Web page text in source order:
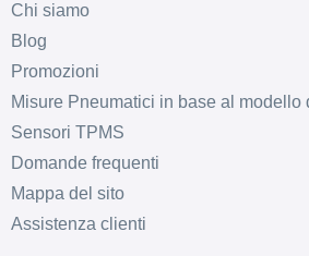
D B
Chi siamo
Blog
Promozioni
Misure Pneumatici in base al modello
Sensori TPMS
Domande frequenti
Mappa del sito
Assistenza clienti